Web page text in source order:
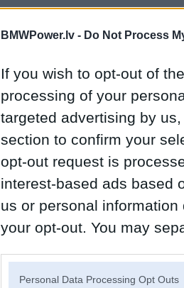
BMWPower.lv - Do Not Process
If you wish to opt-out of
processing of your
targeted advertising by
section to confirm your
opt-out request is
interest-based ads based
us or personal
your opt-out. You may
Personal Data Processing Opt Outs